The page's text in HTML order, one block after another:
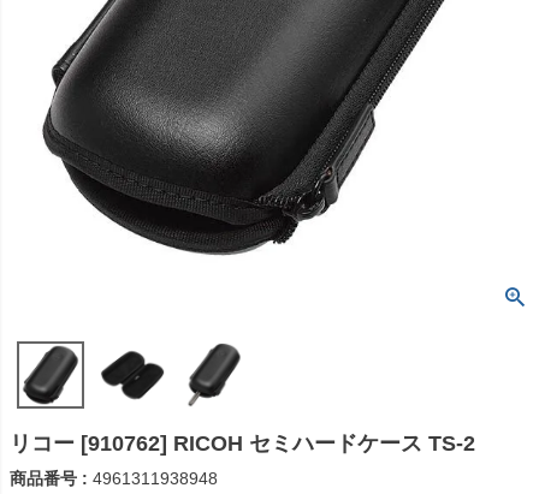
リコー [910762] RICOH セミハードケース TS-2
商品番号 4961311938948